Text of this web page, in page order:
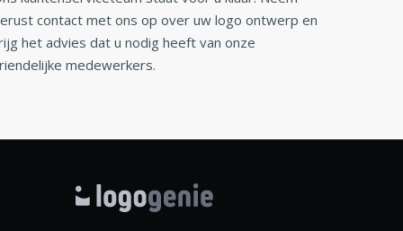
contact met ons op over uw logo ontwerp en
het advies dat u nodig heeft van onze
medewerkers.